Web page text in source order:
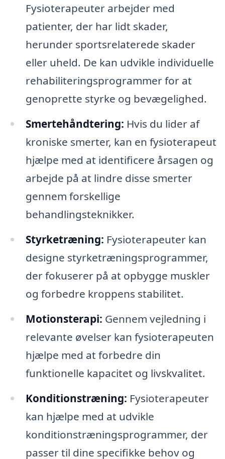
Fysioterapeuter arbejder med
patienter, der har lidt skader,
herunder sportsrelaterede skader
eller uheld. De kan udvikle individuelle
rehabiliteringsprogrammer for at
genoprette styrke og bevægelighed.
Smertehåndtering: Hvis du lider af
kroniske smerter, kan en fysioterapeut
hjælpe med at identificere årsagen og
arbejde på at lindre disse smerter
gennem forskellige
behandlingsteknikker.
Styrketræning: Fysioterapeuter kan
designe styrketræningsprogrammer,
der fokuserer på at opbygge muskler
og forbedre kroppens stabilitet.
Motionsterapi: Gennem vejledning i
relevante øvelser kan fysioterapeuten
hjælpe med at forbedre din
funktionelle kapacitet og livskvalitet.
Konditionstræning: Fysioterapeuter
kan hjælpe med at udvikle
konditionstræningsprogrammer, der
passer til dine specifikke behov og